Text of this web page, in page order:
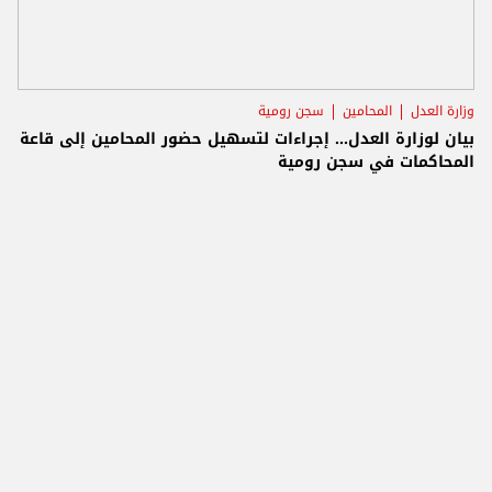
وزارة العدل المحامين سجن رومية
بيان لوزارة العدل... إجراءات لتسهيل حضور المحامين إلى قاعة
المحاكمات في سجن رومية